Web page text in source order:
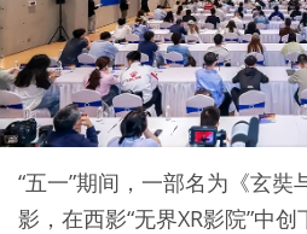
“五一”期间，一部名为《玄
影，在西影“无界XR影院”中